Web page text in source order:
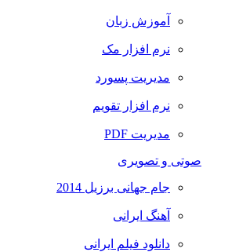
آموزش زبان
نرم افزار مک
مدیریت پسورد
نرم افزار تقویم
مدیریت PDF
صوتی و تصویری
جام جهانی برزیل 2014
آهنگ ایرانی
دانلود فیلم ایرانی